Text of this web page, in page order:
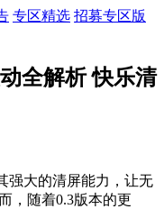
专区精选 招募专区版
全解析 快乐清
强大的清屏能力，让无
，随着0.3版本的更